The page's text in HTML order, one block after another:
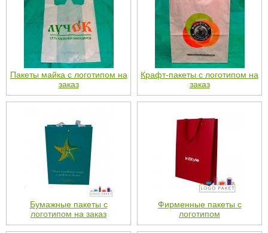
Пакеты майка с логотипом на
заказ
Крафт-пакеты с логотипом на
заказ
Бумажные пакеты с
логотипом на заказ
Фирменные пакеты с
логотипом